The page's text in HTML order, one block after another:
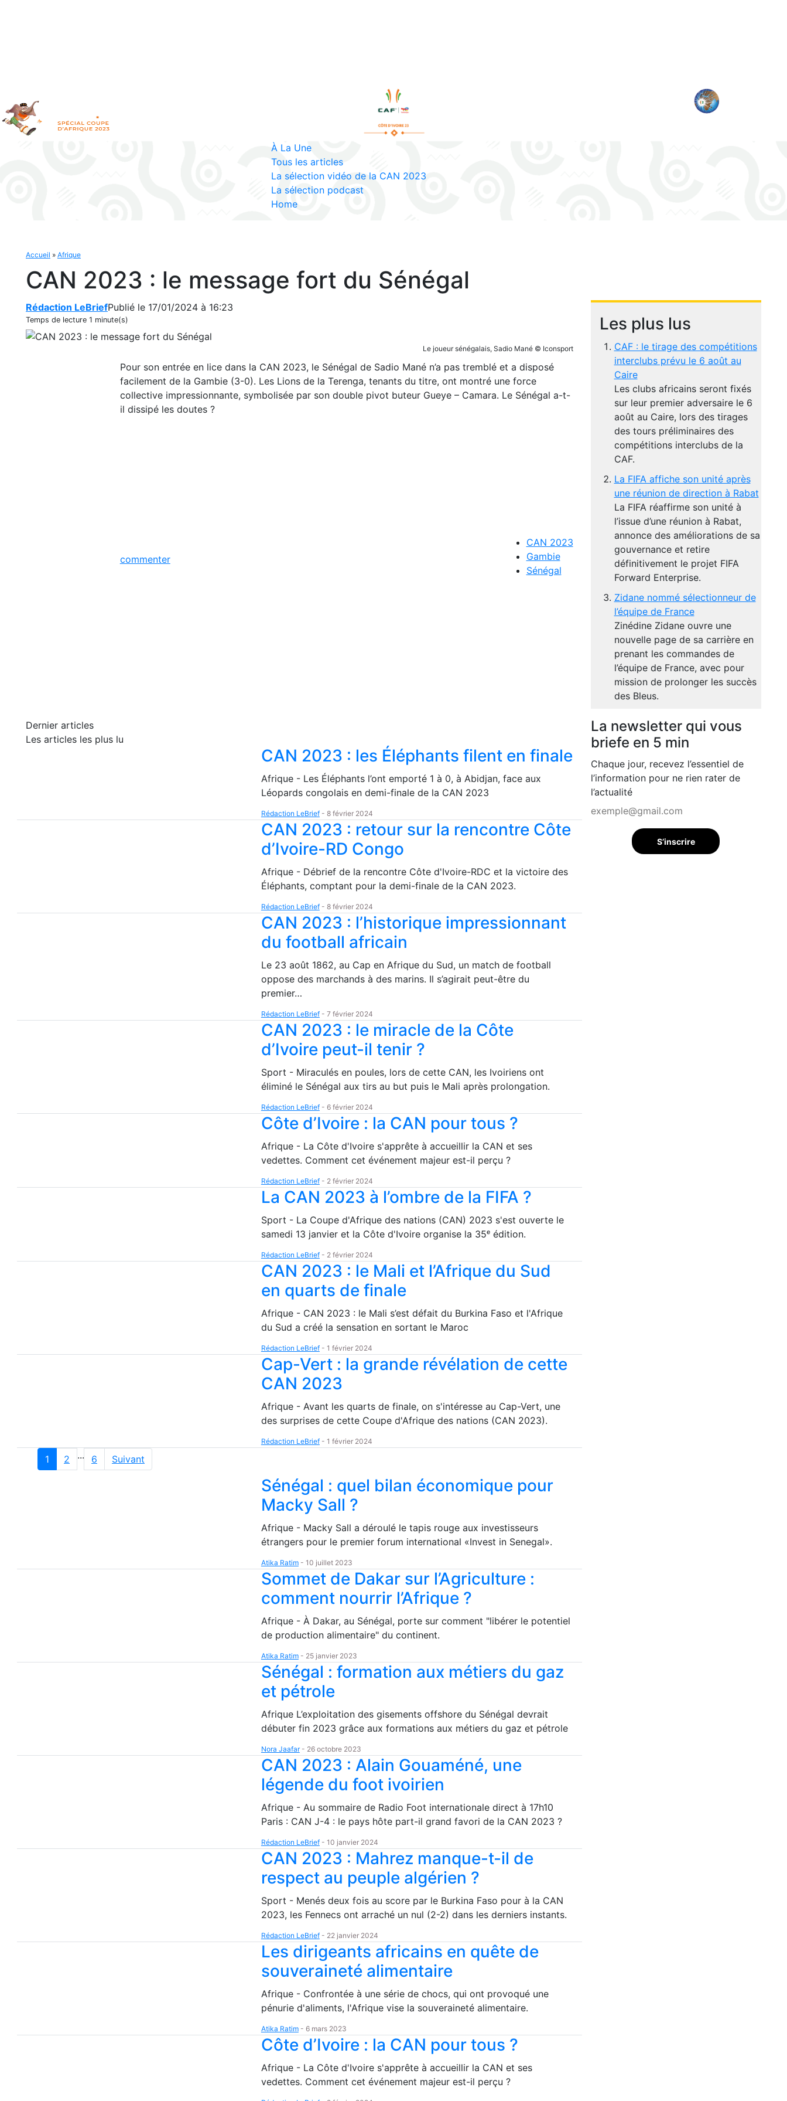
À La Une
Tous les articles
La sélection vidéo de la CAN 2023
La sélection podcast
Home
Accueil » Afrique
CAN 2023 : le message fort du Sénégal
Rédaction LeBriefPublié le 17/01/2024 à 16:23
Temps de lecture 1 minute(s)
Le joueur sénégalais, Sadio Mané © Iconsport
Pour son entrée en lice dans la CAN 2023, le Sénégal de Sadio Mané n’a pas tremblé et a disposé
facilement de la Gambie (3-0). Les Lions de la Terenga, tenants du titre, ont montré une force
collective impressionnante, symbolisée par son double pivot buteur Gueye – Camara. Le Sénégal a-t-
il dissipé les doutes ?
commenter
CAN 2023
Gambie
Sénégal
Les plus lus
CAF : le tirage des compétitions
interclubs prévu le 6 août au
Caire
Les clubs africains seront fixés
sur leur premier adversaire le 6
août au Caire, lors des tirages
des tours préliminaires des
compétitions interclubs de la
CAF.
La FIFA affiche son unité après
une réunion de direction à Rabat
La FIFA réaffirme son unité à
l’issue d’une réunion à Rabat,
annonce des améliorations de sa
gouvernance et retire
définitivement le projet FIFA
Forward Enterprise.
Zidane nommé sélectionneur de
l’équipe de France
Zinédine Zidane ouvre une
nouvelle page de sa carrière en
prenant les commandes de
l’équipe de France, avec pour
mission de prolonger les succès
des Bleus.
Dernier articles
Les articles les plus lu
CAN 2023 : les Éléphants filent en finale
Afrique - Les Éléphants l’ont emporté 1 à 0, à Abidjan, face aux
Léopards congolais en demi-finale de la CAN 2023
Rédaction LeBrief- 8 février 2024
CAN 2023 : retour sur la rencontre Côte
d’Ivoire-RD Congo
Afrique - Débrief de la rencontre Côte d'Ivoire-RDC et la victoire des
Éléphants, comptant pour la demi-finale de la CAN 2023.
Rédaction LeBrief- 8 février 2024
CAN 2023 : l’historique impressionnant
du football africain
Le 23 août 1862, au Cap en Afrique du Sud, un match de football
oppose des marchands à des marins. Il s’agirait peut-être du
premier…
Rédaction LeBrief- 7 février 2024
CAN 2023 : le miracle de la Côte
d’Ivoire peut-il tenir ?
Sport - Miraculés en poules, lors de cette CAN, les Ivoiriens ont
éliminé le Sénégal aux tirs au but puis le Mali après prolongation.
Rédaction LeBrief- 6 février 2024
Côte d’Ivoire : la CAN pour tous ?
Afrique - La Côte d'Ivoire s'apprête à accueillir la CAN et ses
vedettes. Comment cet événement majeur est-il perçu ?
Rédaction LeBrief- 2 février 2024
La CAN 2023 à l’ombre de la FIFA ?
Sport - La Coupe d'Afrique des nations (CAN) 2023 s'est ouverte le
samedi 13 janvier et la Côte d'Ivoire organise la 35ᵉ édition.
Rédaction LeBrief- 2 février 2024
CAN 2023 : le Mali et l’Afrique du Sud
en quarts de finale
Afrique - CAN 2023 : le Mali s’est défait du Burkina Faso et l'Afrique
du Sud a créé la sensation en sortant le Maroc
Rédaction LeBrief- 1 février 2024
Cap-Vert : la grande révélation de cette
CAN 2023
Afrique - Avant les quarts de finale, on s'intéresse au Cap-Vert, une
des surprises de cette Coupe d'Afrique des nations (CAN 2023).
Rédaction LeBrief- 1 février 2024
1 2 ... 6 Suivant
Sénégal : quel bilan économique pour
Macky Sall ?
Afrique - Macky Sall a déroulé le tapis rouge aux investisseurs
étrangers pour le premier forum international «Invest in Senegal».
Atika Ratim- 10 juillet 2023
Sommet de Dakar sur l’Agriculture :
comment nourrir l’Afrique ?
Afrique - À Dakar, au Sénégal, porte sur comment "libérer le potentiel
de production alimentaire" du continent.
Atika Ratim- 25 janvier 2023
Sénégal : formation aux métiers du gaz
et pétrole
Afrique L’exploitation des gisements offshore du Sénégal devrait
débuter fin 2023 grâce aux formations aux métiers du gaz et pétrole
Nora Jaafar- 26 octobre 2023
CAN 2023 : Alain Gouaméné, une
légende du foot ivoirien
Afrique - Au sommaire de Radio Foot internationale direct à 17h10
Paris : CAN J-4 : le pays hôte part-il grand favori de la CAN 2023 ?
Rédaction LeBrief- 10 janvier 2024
CAN 2023 : Mahrez manque-t-il de
respect au peuple algérien ?
Sport - Menés deux fois au score par le Burkina Faso pour à la CAN
2023, les Fennecs ont arraché un nul (2-2) dans les derniers instants.
Rédaction LeBrief- 22 janvier 2024
Les dirigeants africains en quête de
souveraineté alimentaire
Afrique - Confrontée à une série de chocs, qui ont provoqué une
pénurie d'aliments, l'Afrique vise la souveraineté alimentaire.
Atika Ratim- 6 mars 2023
Côte d’Ivoire : la CAN pour tous ?
Afrique - La Côte d'Ivoire s'apprête à accueillir la CAN et ses
vedettes. Comment cet événement majeur est-il perçu ?
La newsletter qui vous
briefe en 5 min
Chaque jour, recevez l’essentiel de
l’information pour ne rien rater de
l’actualité
S’inscrire